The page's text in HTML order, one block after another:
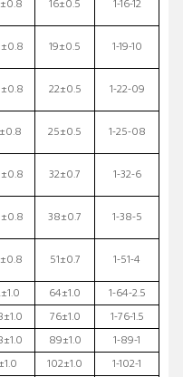
1-16-12
16±0.5
1-19-10
19±0.5
1-22-09
22±0.5
1-25-08
25±0.5
1-32-6
32±0.7
1-38-5
38±0.7
1-51-4
51±0.7
1-64-2.5
64±1.0
1-76-1.5
76±1.0
1-89-1
89±1.0
1-102-1
102±1.0